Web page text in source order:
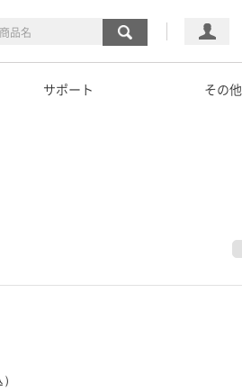
マイページ
カート
サポート その